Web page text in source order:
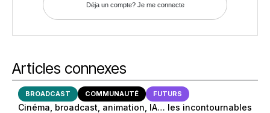
Déja un compte? Je me connecte
Articles connexes
BROADCAST COMMUNAUTÉ FUTURS
Cinéma, broadcast, animation, IA… les incontournables